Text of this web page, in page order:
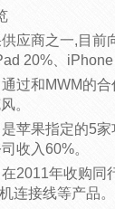
应商之一,目
20%、iPhone
过和MWM的
。
苹果指定的5
收入60%。
2011年收购
连接线等产品。